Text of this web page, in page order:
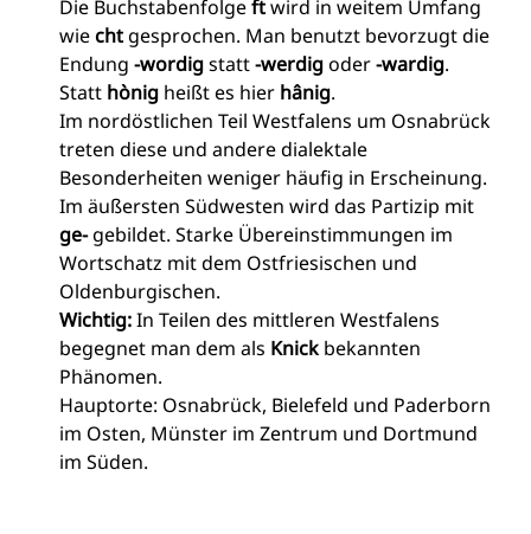
Die Buchstabenfolgeftwird in weitem Umfang
wiecht gesprochen. Man benutzt bevorzugt die
Endung -wordigstatt-werdigoder-wardig.
Statt hònig heißt es hier hânig.
Im nordöstlichen Teil Westfalens um Osnabrück
treten diese und andere dialektale
Besonderheiten weniger häufig in Erscheinung.
Im äußersten Südwesten wird das Partizip mit
ge-gebildet. Starke Übereinstimmungen im
Wortschatz mit dem Ostfriesischen und
Oldenburgischen.
Wichtig:In Teilen des mittleren Westfalens
begegnet man dem als Knickbekannten
Phänomen.
Hauptorte: Osnabrück, Bielefeld und Paderborn
im Osten, Münster im Zentrum und Dortmund
im Süden.